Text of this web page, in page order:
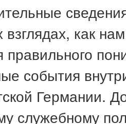
взглядах, как
события
Германии.
служебному